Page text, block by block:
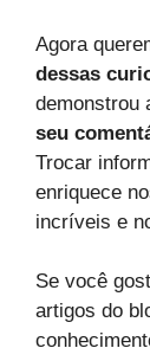
Agora
dessas
demonstrou
seu
Trocar
enriquece
incríveis e
Se você
artigos do